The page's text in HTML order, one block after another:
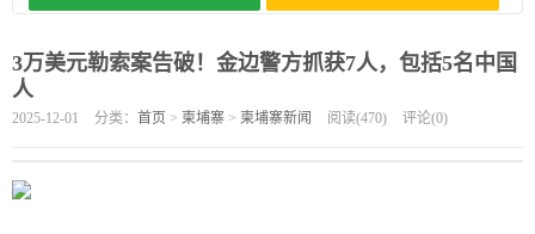
3万美元勒索案告破！金边警方抓获7人，包括5名中国
人
2025-12-01 分类： 首页 > 柬埔寨 > 柬埔寨新闻 阅读(470) 评论(0)